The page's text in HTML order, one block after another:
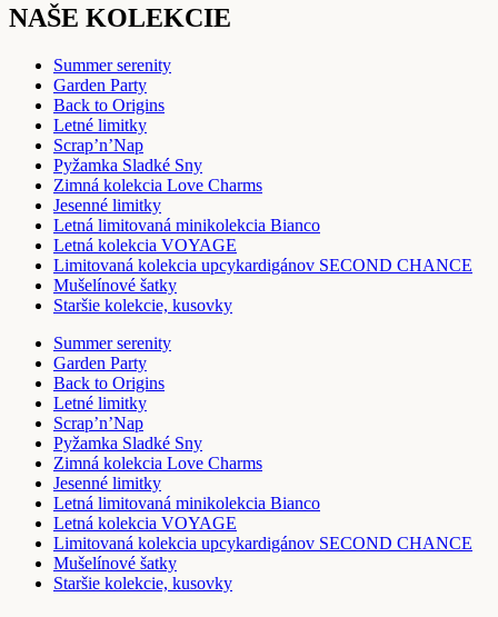
NAŠE KOLEKCIE
Summer serenity
Garden Party
Back to Origins
Letné limitky
Scrap’n’Nap
Pyžamka Sladké Sny
Zimná kolekcia Love Charms
Jesenné limitky
Letná limitovaná minikolekcia Bianco
Letná kolekcia VOYAGE
Limitovaná kolekcia upcykardigánov SECOND CHANCE
Mušelínové šatky
Staršie kolekcie, kusovky
Summer serenity
Garden Party
Back to Origins
Letné limitky
Scrap’n’Nap
Pyžamka Sladké Sny
Zimná kolekcia Love Charms
Jesenné limitky
Letná limitovaná minikolekcia Bianco
Letná kolekcia VOYAGE
Limitovaná kolekcia upcykardigánov SECOND CHANCE
Mušelínové šatky
Staršie kolekcie, kusovky